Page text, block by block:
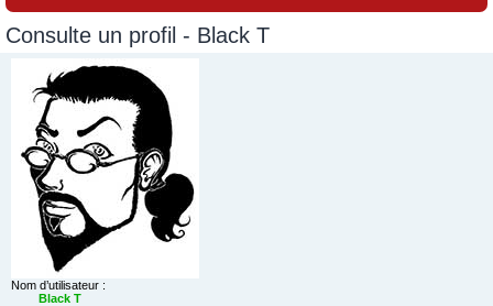
Consulte un profil - Black T
Nom d’utilisateur :
Black T